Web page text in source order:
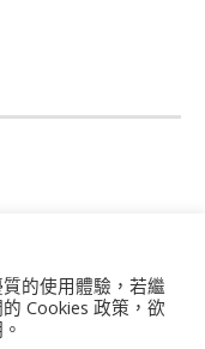
隱私權政策
的使用體驗，若繼
Cookies 政策，欲